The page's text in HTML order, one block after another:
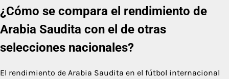
¿Cómo se compara el rendimiento de
Arabia Saudita con el de otras
selecciones nacionales?
El rendimiento de Arabia Saudita en el fútbol internacional